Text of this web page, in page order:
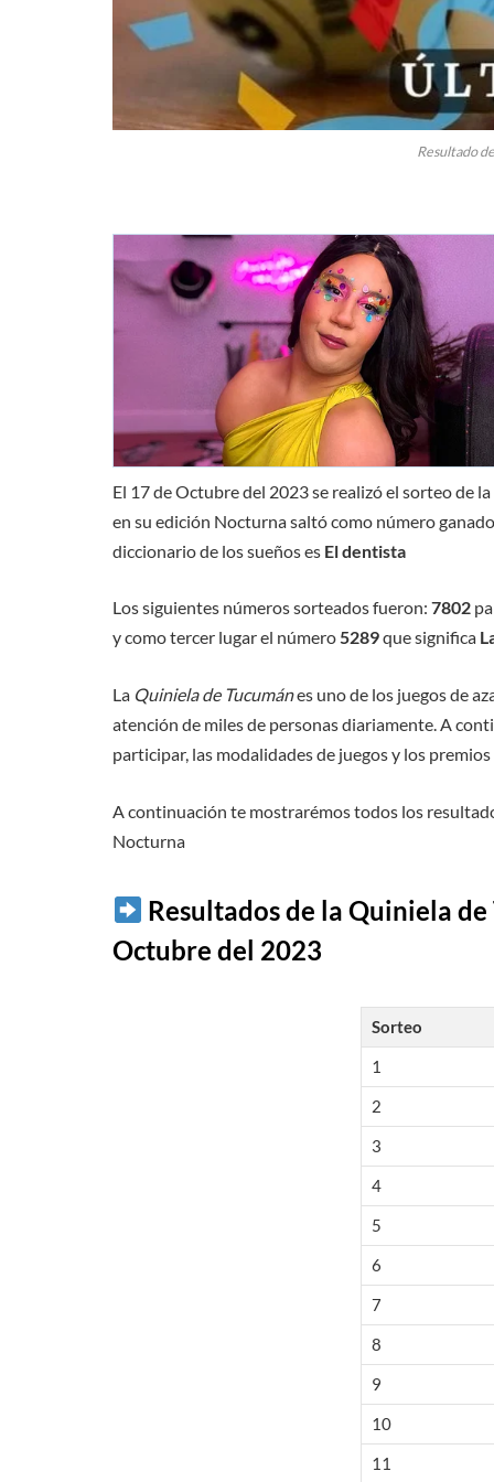
Resultado
El 17 de Octubre del 2023 se realizó el sorteo de la
en su edición Nocturna saltó como número
diccionario de los sueños es El dentista
Los siguientes números sorteados fueron: 7802
y como tercer lugar el número5289que significa
La Quiniela de Tucumánes uno de los juegos de
atención de miles de personas diariamente. A
participar, las modalidades de juegos y los
A continuación te mostrarémos todos los
Nocturna
Resultados de la Quiniela
Octubre del 2023
Sorteo
1
2
3
4
5
6
7
8
9
10
11